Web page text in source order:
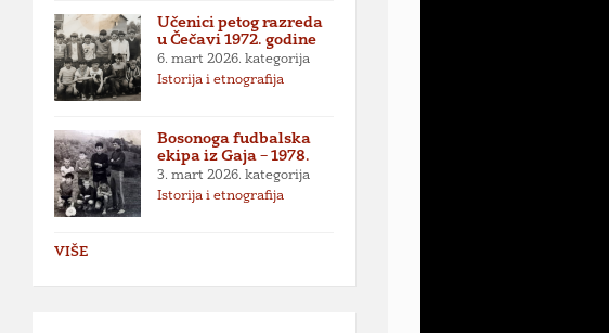
Učenici petog razreda
u Čečavi 1972. godine
6. mart 2026. kategorija
Istorija i etnografija
Bosonoga fudbalska
ekipa iz Gaja – 1978.
3. mart 2026. kategorija
Istorija i etnografija
VIŠE